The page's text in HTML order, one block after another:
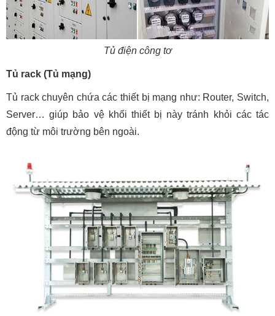
Tủ điện công tơ
Tủ rack (Tủ mạng)
Tủ rack chuyên chứa các thiết bị mạng như: Router, Switch,
Server… giúp bảo vệ khối thiết bị này tránh khỏi các tác
động từ môi trường bên ngoài.